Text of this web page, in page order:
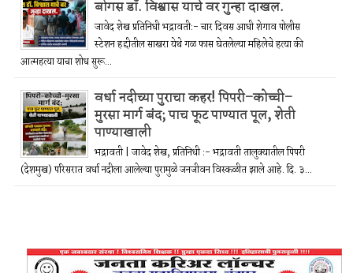
बोगस डॉ. विश्वास याचे वर गुन्हा दाखल.
जावेद शेख प्रतिनिधी भद्रावती:- चार दिवस आधी शेगाव पोलीस
स्टेशन हद्दीतील साखरा येथे गळ फास घेतलेल्या महिलेचे हत्या की
आत्महत्या याचा शोध सुरू...
वर्धा नदीच्या पुराचा कहर! पिपरी–कोच्ची–
मुरसा मार्ग बंद; पाच फूट पाण्यात पूल, शेती
पाण्याखाली
भद्रावती | जावेद शेख, प्रतिनिधी :- भद्रावती तालुक्यातील पिपरी
(देशमुख) परिसरात वर्धा नदीला आलेल्या पुरामुळे जनजीवन विस्कळीत झाले आहे. दि. ३...